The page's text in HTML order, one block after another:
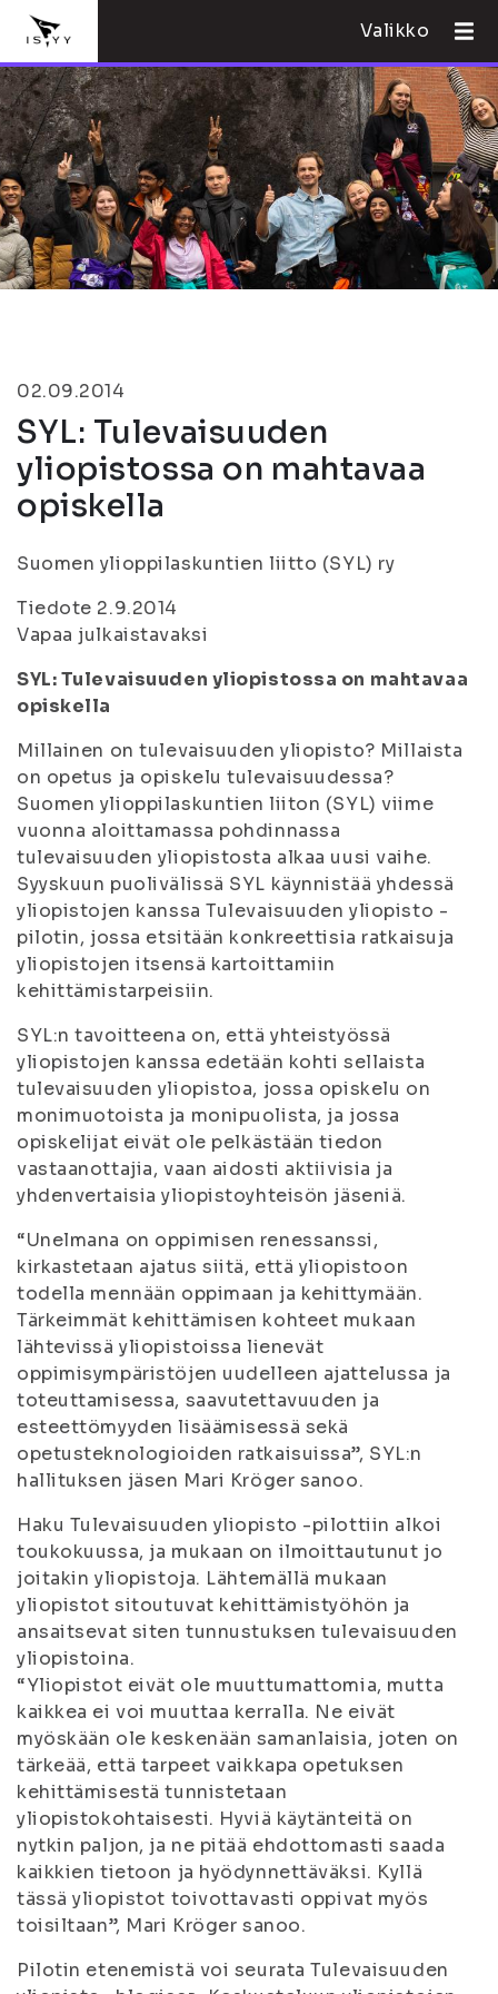
Valikko
02.09.2014
SYL: Tulevaisuuden
yliopistossa on mahtavaa
opiskella
Suomen ylioppilaskuntien liitto (SYL) ry
Tiedote 2.9.2014
Vapaa julkaistavaksi
SYL: Tulevaisuuden yliopistossa on mahtavaa
opiskella
Millainen on tulevaisuuden yliopisto? Millaista
on opetus ja opiskelu tulevaisuudessa?
Suomen ylioppilaskuntien liiton (SYL) viime
vuonna aloittamassa pohdinnassa
tulevaisuuden yliopistosta alkaa uusi vaihe.
Syyskuun puolivälissä SYL käynnistää yhdessä
yliopistojen kanssa Tulevaisuuden yliopisto -
pilotin, jossa etsitään konkreettisia ratkaisuja
yliopistojen itsensä kartoittamiin
kehittämistarpeisiin.
SYL:n tavoitteena on, että yhteistyössä
yliopistojen kanssa edetään kohti sellaista
tulevaisuuden yliopistoa, jossa opiskelu on
monimuotoista ja monipuolista, ja jossa
opiskelijat eivät ole pelkästään tiedon
vastaanottajia, vaan aidosti aktiivisia ja
yhdenvertaisia yliopistoyhteisön jäseniä.
“Unelmana on oppimisen renessanssi,
kirkastetaan ajatus siitä, että yliopistoon
todella mennään oppimaan ja kehittymään.
Tärkeimmät kehittämisen kohteet mukaan
lähtevissä yliopistoissa lienevät
oppimisympäristöjen uudelleen ajattelussa ja
toteuttamisessa, saavutettavuuden ja
esteettömyyden lisäämisessä sekä
opetusteknologioiden ratkaisuissa”, SYL:n
hallituksen jäsen Mari Kröger sanoo.
Haku Tulevaisuuden yliopisto -pilottiin alkoi
toukokuussa, ja mukaan on ilmoittautunut jo
joitakin yliopistoja. Lähtemällä mukaan
yliopistot sitoutuvat kehittämistyöhön ja
ansaitsevat siten tunnustuksen tulevaisuuden
yliopistoina.
“Yliopistot eivät ole muuttumattomia, mutta
kaikkea ei voi muuttaa kerralla. Ne eivät
myöskään ole keskenään samanlaisia, joten on
tärkeää, että tarpeet vaikkapa opetuksen
kehittämisestä tunnistetaan
yliopistokohtaisesti. Hyviä käytänteitä on
nytkin paljon, ja ne pitää ehdottomasti saada
kaikkien tietoon ja hyödynnettäväksi. Kyllä
tässä yliopistot toivottavasti oppivat myös
toisiltaan”, Mari Kröger sanoo.
Pilotin etenemistä voi seurata Tulevaisuuden